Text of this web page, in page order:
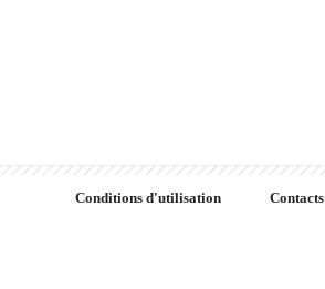
Conditions d'utilisation Contacts